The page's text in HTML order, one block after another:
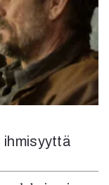
ihmisyyttä